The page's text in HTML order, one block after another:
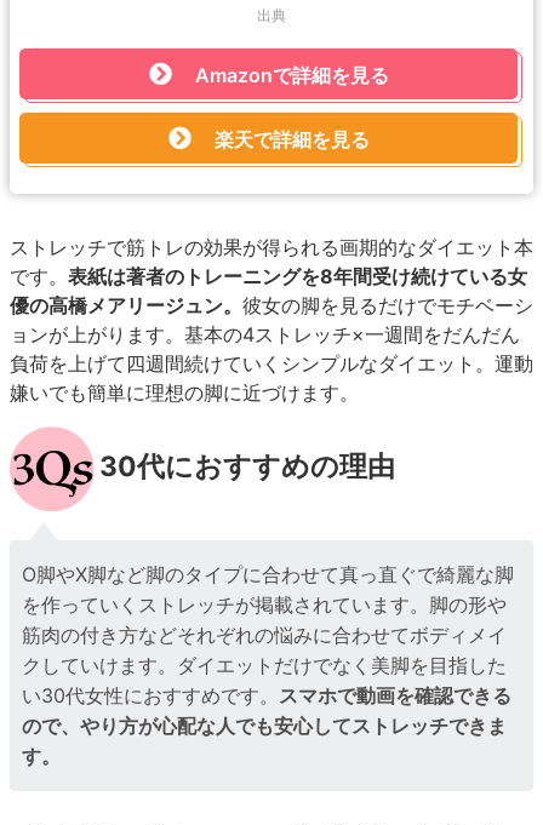
出典
Amazonで詳細を見る
楽天で詳細を見る
ストレッチで筋トレの効果が得られる画期的なダイエット本
です。 表紙は著者のトレーニングを8年間受け続けている女
優の高橋メアリージュン。 彼女の脚を見るだけでモチベーシ
ョンが上がります。基本の4ストレッチ×一週間をだんだん
負荷を上げて四週間続けていくシンプルなダイエット。運動
嫌いでも簡単に理想の脚に近づけます。
30代におすすめの理由
O脚やX脚など脚のタイプに合わせて真っ直ぐで綺麗な脚
を作っていくストレッチが掲載されています。脚の形や
筋肉の付き方などそれぞれの悩みに合わせてボディメイ
クしていけます。ダイエットだけでなく美脚を目指した
い30代女性におすすめです。 スマホで動画を確認できる
ので、やり方が心配な人でも安心してストレッチできま
す。